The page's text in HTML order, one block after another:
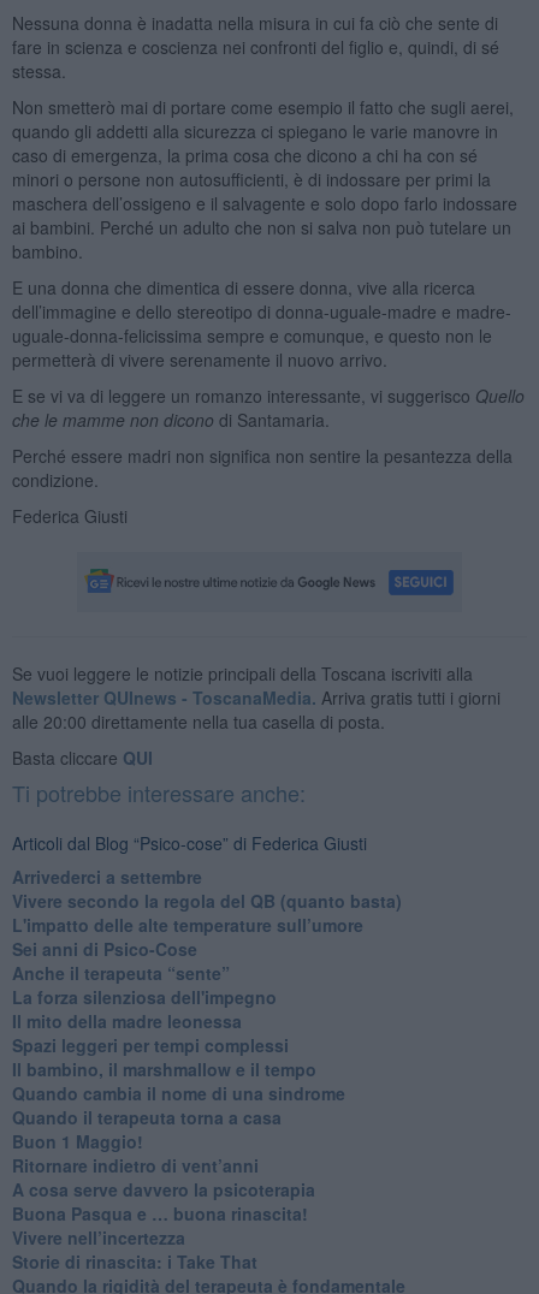
Nessuna donna è inadatta nella misura in cui fa ciò che sente di
fare in scienza e coscienza nei confronti del figlio e, quindi, di sé
stessa.
Non smetterò mai di portare come esempio il fatto che sugli aerei,
quando gli addetti alla sicurezza ci spiegano le varie manovre in
caso di emergenza, la prima cosa che dicono a chi ha con sé
minori o persone non autosufficienti, è di indossare per primi la
maschera dell’ossigeno e il salvagente e solo dopo farlo indossare
ai bambini. Perché un adulto che non si salva non può tutelare un
bambino.
E una donna che dimentica di essere donna, vive alla ricerca
dell’immagine e dello stereotipo di donna-uguale-madre e madre-
uguale-donna-felicissima sempre e comunque, e questo non le
permetterà di vivere serenamente il nuovo arrivo.
E se vi va di leggere un romanzo interessante, vi suggerisco Quello
che le mamme non dicono di Santamaria.
Perché essere madri non significa non sentire la pesantezza della
condizione.
Federica Giusti
Se vuoi leggere le notizie principali della Toscana iscriviti alla
Newsletter QUInews - ToscanaMedia. Arriva gratis tutti i giorni
alle 20:00 direttamente nella tua casella di posta.
Basta cliccare QUI
Ti potrebbe interessare anche:
Articoli dal Blog “Psico-cose” di Federica Giusti
​Arrivederci a settembre
​Vivere secondo la regola del QB (quanto basta)
​L'impatto delle alte temperature sull’umore
Sei anni di Psico-Cose
​Anche il terapeuta “sente”
​La forza silenziosa dell'impegno
​Il mito della madre leonessa
Spazi leggeri per tempi complessi
Il bambino, il marshmallow e il tempo
​Quando cambia il nome di una sindrome
​Quando il terapeuta torna a casa
​Buon 1 Maggio!
Ritornare indietro di vent’anni
​A cosa serve davvero la psicoterapia
​Buona Pasqua e … buona rinascita!
​Vivere nell’incertezza
​Storie di rinascita: i Take That
​Quando la rigidità del terapeuta è fondamentale